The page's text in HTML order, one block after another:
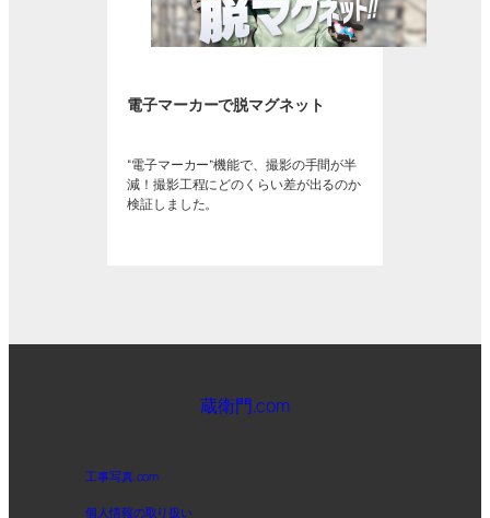
電子マーカーで脱マグネット
“電子マーカー”機能で、撮影の手間が半
減！撮影工程にどのくらい差が出るのか
検証しました。
蔵衛門.com
工事写真.com
個人情報の取り扱い